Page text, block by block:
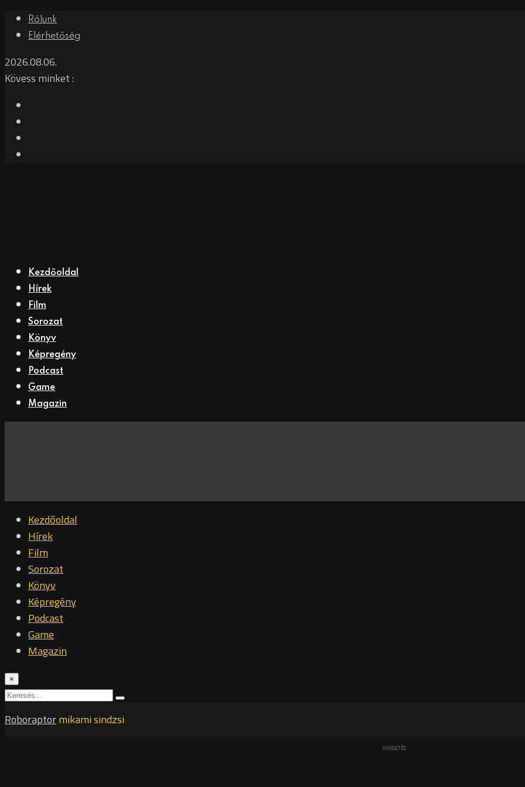
Rólunk
Elérhetőség
2026.08.06.
Kövess minket :
Kezdőoldal
Hírek
Film
Sorozat
Könyv
Képregény
Podcast
Game
Magazin
Kezdőoldal
Hírek
Film
Sorozat
Könyv
Képregény
Podcast
Game
Magazin
×
Roboraptormikami sindzsi
HIRDETÉS